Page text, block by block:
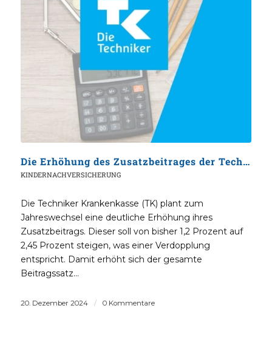
Die Erhöhung des Zusatzbeitrages der Techniker Krankenkasse TK zum 01.01.2025
KINDERNACHVERSICHERUNG
Die Techniker Krankenkasse (TK) plant zum
Jahreswechsel eine deutliche Erhöhung ihres
Zusatzbeitrags. Dieser soll von bisher 1,2 Prozent auf
2,45 Prozent steigen, was einer Verdopplung
entspricht. Damit erhöht sich der gesamte
Beitragssatz…
20. Dezember 2024 / 0 Kommentare